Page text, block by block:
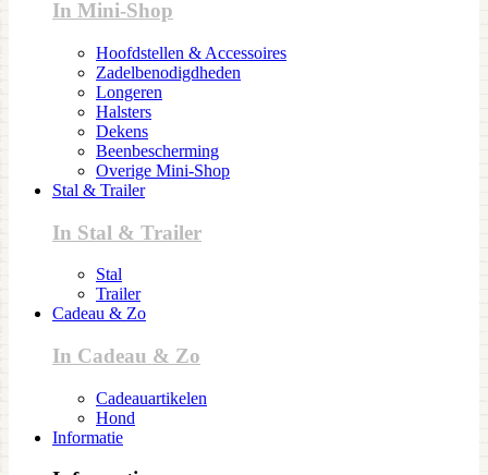
In Mini-Shop
Hoofdstellen & Accessoires
Zadelbenodigdheden
Longeren
Halsters
Dekens
Beenbescherming
Overige Mini-Shop
Stal & Trailer
In Stal & Trailer
Stal
Trailer
Cadeau & Zo
In Cadeau & Zo
Cadeauartikelen
Hond
Informatie